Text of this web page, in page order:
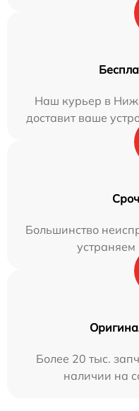
Наш курьер в
доставит ваше
Большинство
устраняем
Более 20 тыс.
наличии на